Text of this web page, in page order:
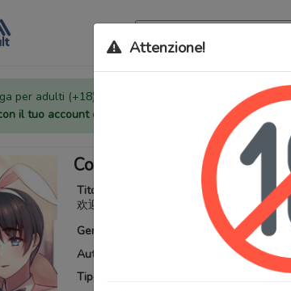
per adulti (+18) sono stati trasferiti sul nostro nuovo
il tuo account di MangaWorld tutti i dati
Attenzione!
Collapse & Rewind
Titoli alternativi:
BJ的夢幻直播,
欢迎进入梦幻直播间, 무너지고 다시봐요,
Generi:
Harem
Autore:
Tipo: